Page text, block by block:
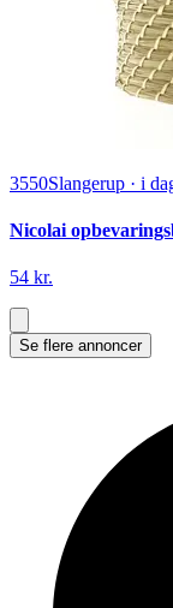
3550Slangerup · i
Nicolai
54 kr.
Se flere annoncer